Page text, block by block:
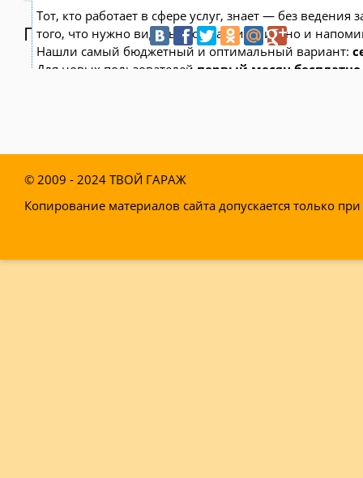
Тот, кто работает в сфере услуг, знает — без
того, что нужно видеть свое расписание, но и
Нашли самый бюджетный и оптимальный вариант:
Для новых пользователей первый месяц бесплатно
—Увеличивает доходимость и помогает больше
Начать пользоваться сервисом
Поделитесь:
© 2009 - 2024 ТВОЙ ГАРАЖ
Копирование материалов сайта допускается только